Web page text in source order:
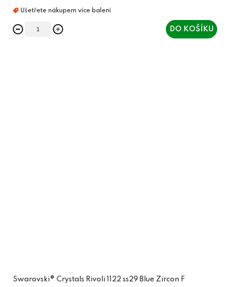
DO KOŠÍKU
Swarovski® Crystals Rivoli 1122 ss29 Blue Zircon F